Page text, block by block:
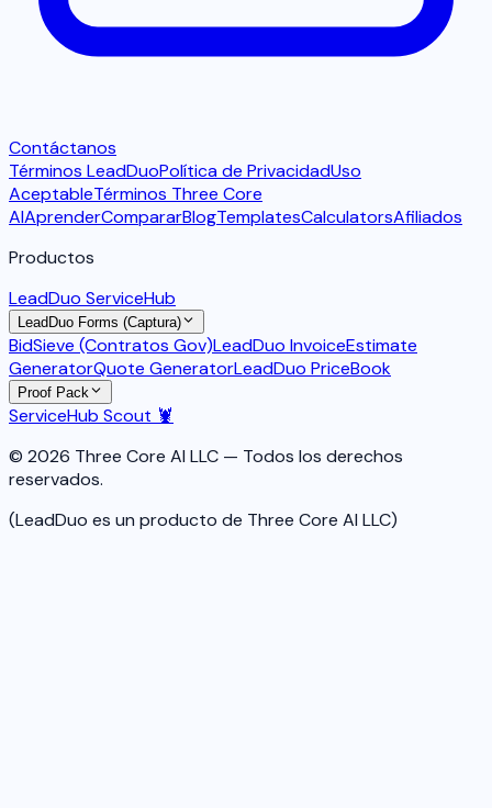
Contáctanos
Términos LeadDuoPolítica de PrivacidadUso
AceptableTérminos Three Core
AIAprenderCompararBlogTemplatesCalculatorsAfiliados
Productos
LeadDuo ServiceHub
LeadDuo Forms (Captura)
BidSieve (Contratos Gov)LeadDuo InvoiceEstimate
GeneratorQuote GeneratorLeadDuo PriceBook
Proof Pack
ServiceHub Scout 🦞
© 2026 Three Core AI LLC — Todos los derechos
reservados.
(LeadDuo es un producto de Three Core AI LLC)